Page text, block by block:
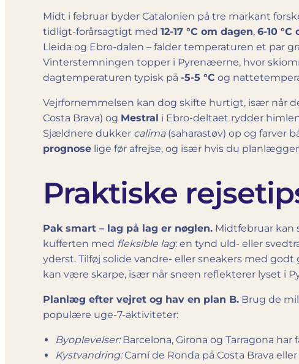
Midt i februar byder Catalonien på tre markant
tidligt-forårsagtigt med 12-17 °C om dagen, 6-10
Lleida og Ebro-dalen – falder temperaturen et par
Vinterstemningen topper i Pyrenæerne, hvor
dagtemperaturen typisk på -5-5 °C og
Vejrfornemmelsen kan dog skifte hurtigt, især når
Costa Brava) og Mestral i Ebro-deltaet rydder
Sjældnere dukker calima(saharastøv) op og farver
prognose lige før afrejse, og især hvis du
Praktiske
Pak smart – lag på lag er nøglen. Midtfebruar kan
kufferten med fleksible lag: en tynd uld- eller
yderst. Tilføj solide vandre- eller sneakers med
kan være skarpe, især når sneen reflekterer lyset i
Planlæg efter vejret og hav en plan B. Brug de
populære uge-7-aktiviteter:
Byoplevelser:Barcelona, Girona og Tarragona
Kystvandring:Camí de Ronda på Costa Brava